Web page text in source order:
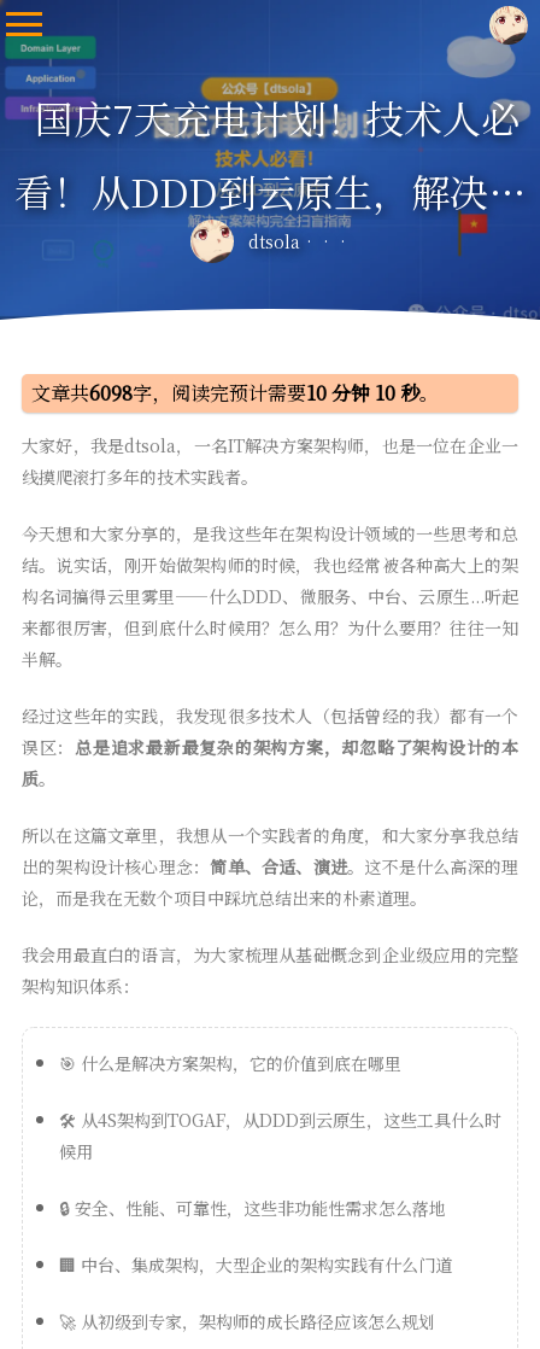
国庆7天充电计划！技术人必
看！从DDD到云原生，解决方
案架构完全扫盲指南
dtsola
文章共6098字，阅读完预计需要10 分钟 10 秒。
大家好，我是dtsola，一名IT解决方案架构师，也是一位在企业一
线摸爬滚打多年的技术实践者。
今天想和大家分享的，是我这些年在架构设计领域的一些思考和总
结。说实话，刚开始做架构师的时候，我也经常被各种高大上的架
构名词搞得云里雾里——什么DDD、微服务、中台、云原生...听起
来都很厉害，但到底什么时候用？怎么用？为什么要用？往往一知
半解。
经过这些年的实践，我发现很多技术人（包括曾经的我）都有一个
误区：总是追求最新最复杂的架构方案，却忽略了架构设计的本
质。
所以在这篇文章里，我想从一个实践者的角度，和大家分享我总结
出的架构设计核心理念：简单、合适、演进。这不是什么高深的理
论，而是我在无数个项目中踩坑总结出来的朴素道理。
我会用最直白的语言，为大家梳理从基础概念到企业级应用的完整
架构知识体系：
🎯 什么是解决方案架构，它的价值到底在哪里
🛠️ 从4S架构到TOGAF，从DDD到云原生，这些工具什么时
候用
🔒 安全、性能、可靠性，这些非功能性需求怎么落地
🏢 中台、集成架构，大型企业的架构实践有什么门道
🚀 从初级到专家，架构师的成长路径应该怎么规划